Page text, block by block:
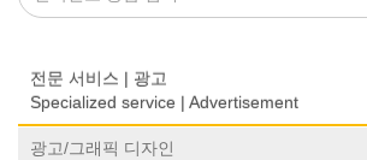
전문 서비스 | 광고
Specialized service | Advertisement
광고/그래픽 디자인